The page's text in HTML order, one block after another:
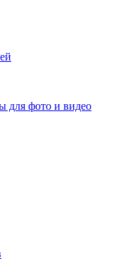
для фото и видео